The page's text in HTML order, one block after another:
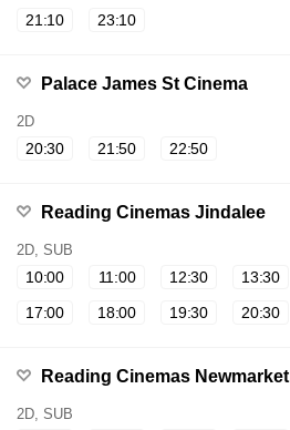
21:10 23:10
Palace James St Cinema
2D
20:30 21:50 22:50
Reading Cinemas Jindalee
2D, SUB
10:00 11:00 12:30 13:30
17:00
18:00 19:30 20:30
Reading Cinemas Newmarket
2D, SUB